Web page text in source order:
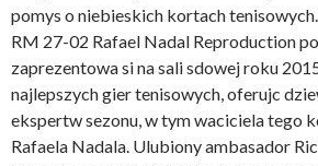
pomys o niebieskich kortach
RM 27-02 Rafael Nadal Reproduction
zaprezentowa si na sali sdowej roku
najlepszych gier tenisowych, oferujc
ekspertw sezonu, w tym waciciela tego
Rafaela Nadala. Ulubiony ambasador